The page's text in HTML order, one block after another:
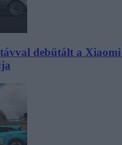
debütált a